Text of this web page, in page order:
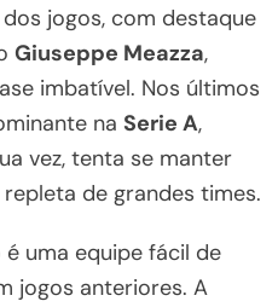
jogos, com destaque
Giuseppe Meazza,
imbatível. Nos últimos
na Serie A,
vez, tenta se manter
de grandes times.
é uma equipe fácil de
jogos anteriores. A